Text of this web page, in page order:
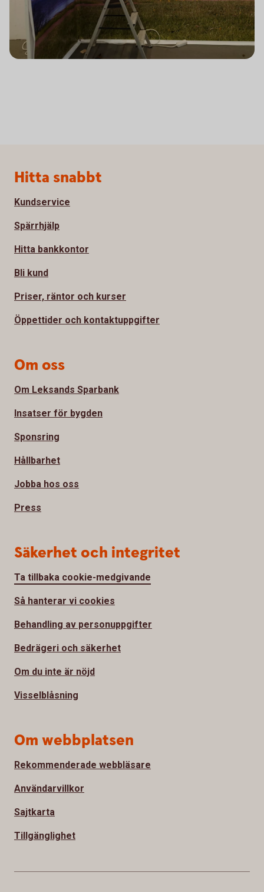
Sidfot
Hitta snabbt
Kundservice
Spärrhjälp
Hitta bankkontor
Bli kund
Priser, räntor och kurser
Öppettider och kontaktuppgifter
Om oss
Om Leksands Sparbank
Insatser för bygden
Sponsring
Hållbarhet
Jobba hos oss
Press
Säkerhet och integritet
Ta tillbaka cookie-medgivande
Så hanterar vi cookies
Behandling av personuppgifter
Bedrägeri och säkerhet
Om du inte är nöjd
Visselblåsning
Om webbplatsen
Rekommenderade webbläsare
Användarvillkor
Sajtkarta
Tillgänglighet